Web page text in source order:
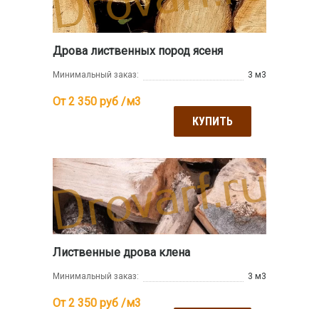
Дрова лиственных пород ясеня
Минимальный заказ: 3 м3
От 2 350 руб /м3
КУПИТЬ
Лиственные дрова клена
Минимальный заказ: 3 м3
От 2 350 руб /м3